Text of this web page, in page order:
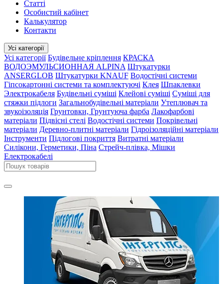
Статті
Особистий кабінет
Калькулятор
Контакти
Усі категорії
Усі категорії Будівельне кріплення КРАСКА
ВОДОЭМУЛЬСИОННАЯ ALPINA Штукатурки
ANSERGLOB Штукатурки KNAUF Водостічні системи
Гіпсокартонні системи та комплектуючі Клея Шпаклевки
Электрокабеля Будівельні суміші Клейові суміші Суміші для
стяжки підлоги Загальнобудівельні матеріали Утеплювач та
звукоізоляція Грунтовки, Грунтуюча фарба Лакофарбові
матеріали Підвісні стелі Водостічні системи Покрівельні
матеріали Деревно-плитні матеріали Гідроізоляційні матеріали
Інструменти Підлогові покриття Витратні матеріали
Силікони, Герметики, Піна Стрейч-плівка, Мішки
Електрокабелі